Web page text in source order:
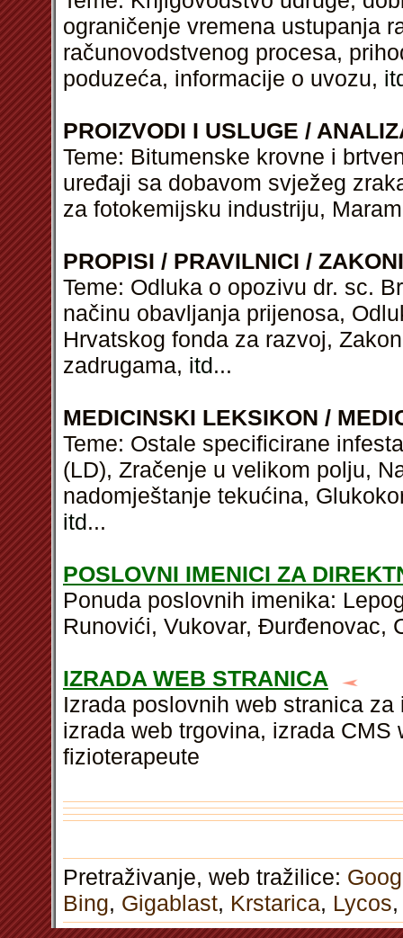
ograničenje vremena ustupanja
računovodstvenog procesa,
poduzeća, informacije o uvozu,
PROIZVODI I USLUGE /
Teme: Bitumenske krovne i
uređaji sa dobavom svježeg
za fotokemijsku industriju,
PROPISI / PRAVILNICI / ZAKONI
Teme: Odluka o opozivu dr. sc.
načinu obavljanja prijenosa,
Hrvatskog fonda za razvoj,
zadrugama, itd...
MEDICINSKI LEKSIKON /
Teme: Ostale specificirane
(LD), Zračenje u velikom polju,
nadomještanje tekućina,
itd...
POSLOVNI IMENICI ZA
Ponuda poslovnih imenika:
Runovići, Vukovar, Đurđenovac,
IZRADA WEB STRANICA
Izrada poslovnih web stranica
izrada web trgovina, izrada
fizioterapeute
Pretraživanje, web tražilice:
Bing, Gigablast, Krstarica, Lycos